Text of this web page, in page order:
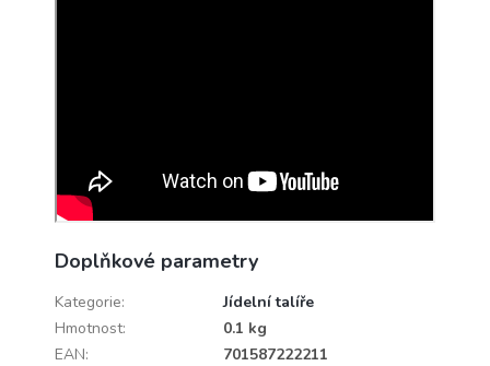
Doplňkové parametry
Kategorie:
Jídelní talíře
Hmotnost:
0.1 kg
EAN:
701587222211